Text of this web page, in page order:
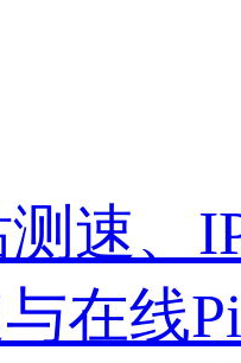
速、
在线